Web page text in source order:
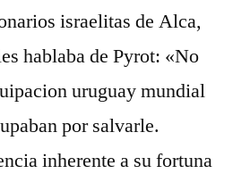
israelitas de Alca,
hablaba de Pyrot: «No
uruguay mundial
por salvarle.
inherente a su fortuna